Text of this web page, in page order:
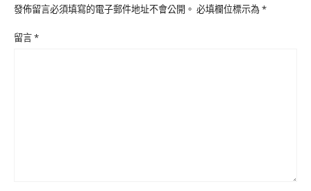
發佈留言必須填寫的電子郵件地址不會公開。 必填欄位標示為*
留言*